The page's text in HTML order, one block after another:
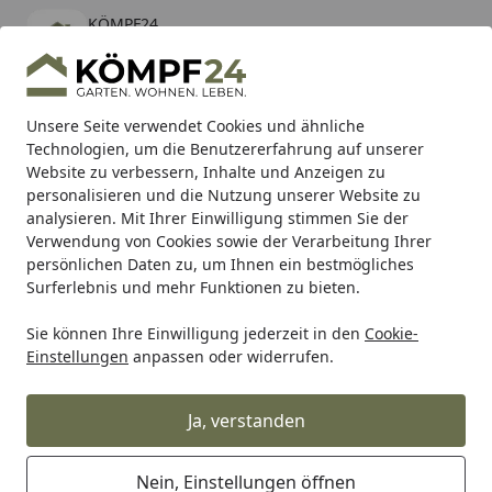
Unsere Seite verwendet Cookies und ähnliche
Technologien, um die Benutzererfahrung auf unserer
Website zu verbessern, Inhalte und Anzeigen zu
personalisieren und die Nutzung unserer Website zu
analysieren. Mit Ihrer Einwilligung stimmen Sie der
Verwendung von Cookies sowie der Verarbeitung Ihrer
persönlichen Daten zu, um Ihnen ein bestmögliches
Surferlebnis und mehr Funktionen zu bieten.
Sie können Ihre Einwilligung jederzeit in den Cookie-
Einstellungen anpassen oder widerrufen.
Ja, verstanden
Nein, Einstellungen öffnen
KÖMPF24
kostenlos - Im App Store
Hotline
Alle Produkte
Mein Konto
Suchen
Karibu Pools inkl. gratis Sandfilteranlage & Pool-
Starterset (Gesamtwert bis 468,99€)
Startseite
Grill Weber Handle Shroud 24" SmokeFire 20 (68988)
Weber Handle Shroud 24"
SmokeFire 20 (68988)